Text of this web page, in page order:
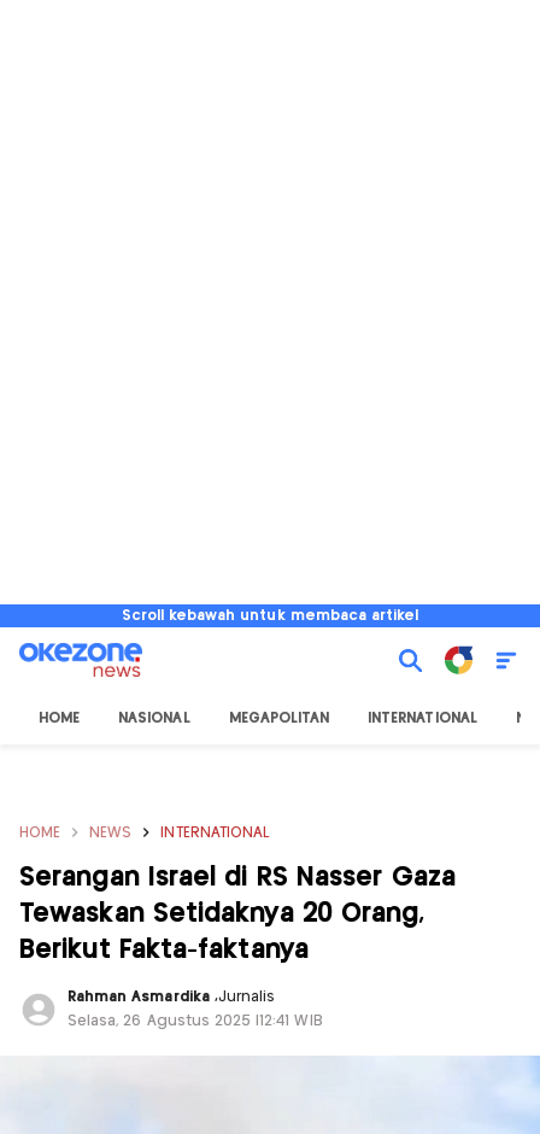
Scroll kebawah untuk membaca artikel
HOME NASIONAL MEGAPOLITAN INTERNATIONAL
HOME NEWS INTERNATIONAL
Serangan Israel di RS Nasser Gaza
Tewaskan Setidaknya 20 Orang,
Berikut Fakta-faktanya
Rahman Asmardika ,Jurnalis
Selasa, 26 Agustus 2025 |12:41 WIB